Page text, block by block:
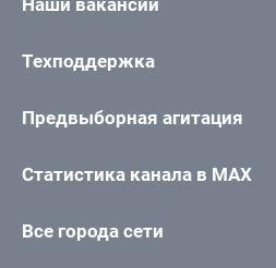
Наши вакансии
Техподдержка
Предвыборная агитация
Статистика канала в MAX
Все города сети